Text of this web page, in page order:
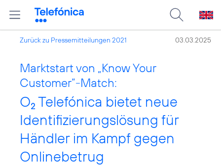
Zurück zu Pressemitteilungen 2021 03.03.2025
Marktstart von „Know Your
Customer”-Match:
O2 Telefónica bietet neue
Identifizierungslösung für
Händler im Kampf gegen
Onlinebetrug